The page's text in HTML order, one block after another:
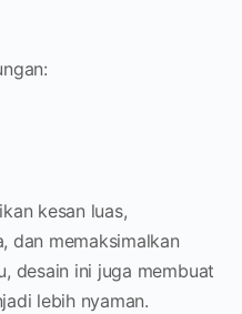
kesan luas,
dan memaksimalkan
desain ini juga membuat
lebih nyaman.